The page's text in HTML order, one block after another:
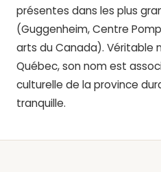
présentes dans les plus
(Guggenheim, Centre
arts du Canada). Véritable
Québec, son nom est
culturelle de la province
tranquille.